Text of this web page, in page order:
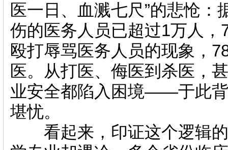
医一日、血溅七尺”的悲怆
伤的医务人员已超过1万人
殴打辱骂医务人员的现象，
医。从打医、侮医到杀医，
业安全都陷入困境——于此
堪忧。
看起来，印证这个逻辑的